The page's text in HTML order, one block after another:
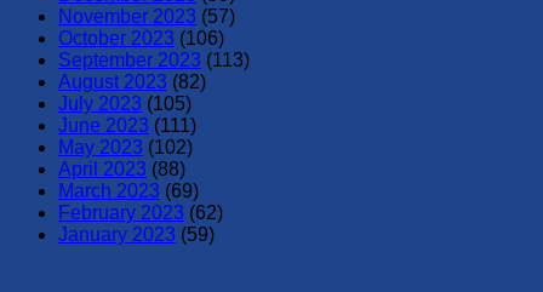
November 2023 (57)
October 2023 (106)
September 2023 (113)
August 2023 (82)
July 2023 (105)
June 2023 (111)
May 2023 (102)
April 2023 (88)
March 2023 (69)
February 2023 (62)
January 2023 (59)